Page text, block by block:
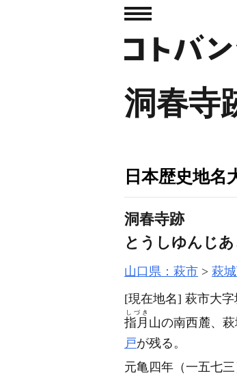
洞春寺
日本歴史地名
洞春寺跡
とうしゆんじあ
山口県：萩市 萩
[現在地名] 萩市大字
指月
しづき
山の南西麓、
戸が残る。
元亀四年 （一五七三